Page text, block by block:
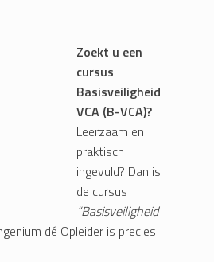
Zoekt u een
cursus
Basisveiligheid
VCA (B-VCA)?
Leerzaam en
praktisch
ingevuld? Dan is
de cursus
“Basisveiligheid
dé Opleider is precies